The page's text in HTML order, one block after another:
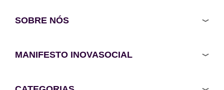
SOBRE NÓS
MANIFESTO INOVASOCIAL